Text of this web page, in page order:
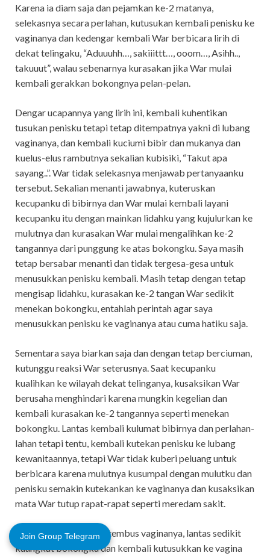
Karena ia diam saja dan pejamkan ke-2 matanya,
selekasnya secara perlahan, kutusukan kembali penisku ke
vaginanya dan kedengar kembali War berbicara lirih di
dekat telingaku, “Aduuuhh…, sakiiittt…, ooom…, Asihh..,
takuuut”, walau sebenarnya kurasakan jika War mulai
kembali gerakkan bokongnya pelan-pelan.
Dengar ucapannya yang lirih ini, kembali kuhentikan
tusukan penisku tetapi tetap ditempatnya yakni di lubang
vaginanya, dan kembali kuciumi bibir dan mukanya dan
kuelus-elus rambutnya sekalian kubisiki, “Takut apa
sayang..”. War tidak selekasnya menjawab pertanyaanku
tersebut. Sekalian menanti jawabnya, kuteruskan
kecupanku di bibirnya dan War mulai kembali layani
kecupanku itu dengan mainkan lidahku yang kujulurkan ke
mulutnya dan kurasakan War mulai mengalihkan ke-2
tangannya dari punggung ke atas bokongku. Saya masih
tetap bersabar menanti dan tidak tergesa-gesa untuk
menusukkan penisku kembali. Masih tetap dengan tetap
mengisap lidahku, kurasakan ke-2 tangan War sedikit
menekan bokongku, entahlah perintah agar saya
menusukkan penisku ke vaginanya atau cuma hatiku saja.
Sementara saya biarkan saja dan dengan tetap berciuman,
kutunggu reaksi War seterusnya. Saat kecupanku
kualihkan ke wilayah dekat telinganya, kusaksikan War
berusaha menghindari karena mungkin kegelian dan
kembali kurasakan ke-2 tangannya seperti menekan
bokongku. Lantas kembali kulumat bibirnya dan perlahan-
lahan tetapi tentu, kembali kutekan penisku ke lubang
kewanitaannya, tetapi War tidak kuberi peluang untuk
berbicara karena mulutnya kusumpal dengan mulutku dan
penisku semakin kutekankan ke vaginanya dan kusaksikan
mata War tutup rapat-rapat seperti meredam sakit.
Karena penisku belum tembus vaginanya, lantas sedikit
kuangkat bokongku dan kembali kutusukkan ke vagina
Join Group Telegram